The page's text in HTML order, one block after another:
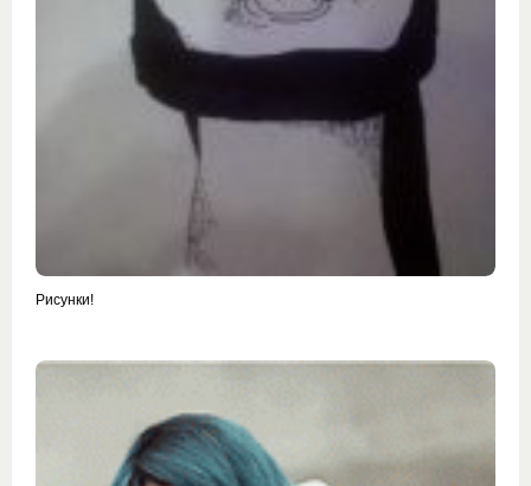
Рисунки!